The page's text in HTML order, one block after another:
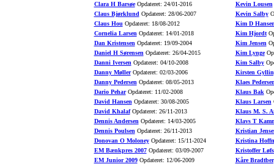
Clara H BarsøeOpdateret: 24/01-2016
Claus Bjørklund Opdateret: 28/06-2007
Claus Hou Opdateret: 18/08-2012
Cornelia Larsen Opdateret: 14/01-2018
Dan Kristensen Opdateret: 19/09-2004
Daniel H Sørensen Opdateret: 26/04-2015
Danni Iversen Opdateret: 04/10-2008
Danny MøllerOpdateret: 02/03-2006
Danny Pedersen Opdateret: 08/05-2013
Dario PeharOpdateret: 11/02-2008
David Hansen Opdateret: 30/08-2005
David KhalafOpdateret: 26/11-2013
Dennis Andersen Opdateret: 14/03-2005
Dennis Poulsen Opdateret: 26/11-2013
Donovan O MoloneyOpdateret: 15/11-2024
EM Bænkpres 2007Opdateret: 03/09-2007
EM Junior 2009Opdateret: 12/06-2009
Kevin Lousen
Kevin Salby
Kim D
Kim Hjordt
Kim Jensen
Kim Lynge
Kim Salby
Kirsten
Klaes
Klaus Bak
Klaus Larsen
Klaus M. S.
Klavs T
Kristian
Kristina
Kristoffer
Kåre